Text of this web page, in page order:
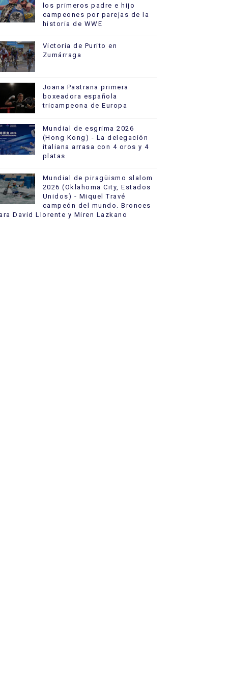
los primeros padre e hijo
campeones por parejas de la
historia de WWE
Victoria de Purito en
Zumárraga
Joana Pastrana primera
boxeadora española
tricampeona de Europa
Mundial de esgrima 2026
(Hong Kong) - La delegación
italiana arrasa con 4 oros y 4
platas
Mundial de piragüismo slalom
2026 (Oklahoma City, Estados
Unidos) - Miquel Travé
campeón del mundo. Bronces
David Llorente y Miren Lazkano